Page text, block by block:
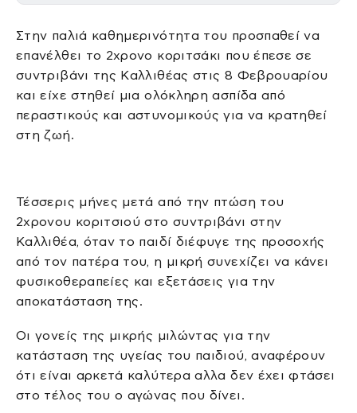
Στην παλιά καθημερινότητα του προσπαθεί να
επανέλθει το 2χρονο κοριτσάκι που έπεσε σε
συντριβάνι της Καλλιθέας στις 8 Φεβρουαρίου
και είχε στηθεί μια ολόκληρη ασπίδα από
περαστικούς και αστυνομικούς για να κρατηθεί
στη ζωή.
Τέσσερις μήνες μετά από την πτώση του
2χρονου κοριτσιού στο συντριβάνι στην
Καλλιθέα, όταν το παιδί διέφυγε της προσοχής
από τον πατέρα του, η μικρή συνεχίζει να κάνει
φυσικοθεραπείες και εξετάσεις για την
αποκατάσταση της.
Οι γονείς της μικρής μιλώντας για την
κατάσταση της υγείας του παιδιού, αναφέρουν
ότι είναι αρκετά καλύτερα αλλα δεν έχει φτάσει
στο τέλος του ο αγώνας που δίνει.